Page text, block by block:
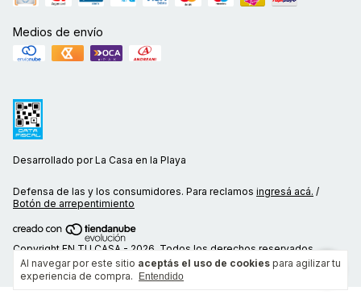
Al navegar por este sitio aceptás el uso de cookies para agilizar tu
experiencia de compra.
Entendido
Medios de envío
Desarrollado por La Casa en la Playa
Defensa de las y los consumidores. Para reclamos ingresá acá. /
Botón de arrepentimiento
Copyright EN TU CASA - 2026. Todos los derechos reservados.